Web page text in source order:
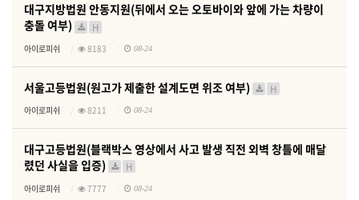
대구지방법원 안동지원(뒤에서 오는 오토바이와 앞에 가는 차량이
충돌 여부)
H
아이로피쉬 8183 08-24
서울고등법원(원고가 제출한 설계도면 위조 여부) H
아이로피쉬 8211 08-24
대구고등법원(블랙박스 영상에서 사고 발생 직전 외벽 창틀에 매달
렸던 사실을 입증)
H
아이로피쉬 7777 08-24